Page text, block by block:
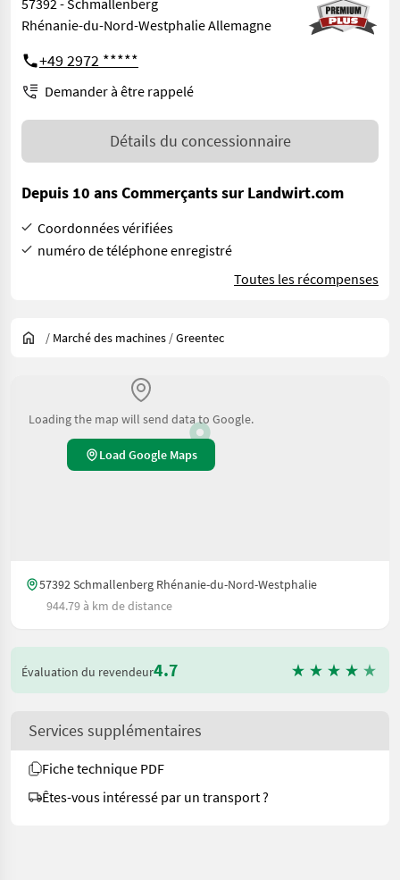
57392 - Schmallenberg
Rhénanie-du-Nord-Westphalie Allemagne
+49 2972 *****
Demander à être rappelé
Détails du concessionnaire
Depuis 10 ans Commerçants sur Landwirt.com
Coordonnées vérifiées
numéro de téléphone enregistré
Toutes les récompenses
/ Marché des machines /Greentec
Loading the map will send data to Google.
Load Google Maps
57392 Schmallenberg Rhénanie-du-Nord-Westphalie
944.79 à km de distance
Évaluation du revendeur4.7
Services supplémentaires
Fiche technique PDF
Êtes-vous intéressé par un transport ?